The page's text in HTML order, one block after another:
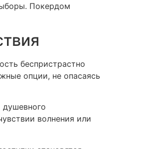
Покердом
беспристрастно
опции, не опасаясь
душевного
волнения или